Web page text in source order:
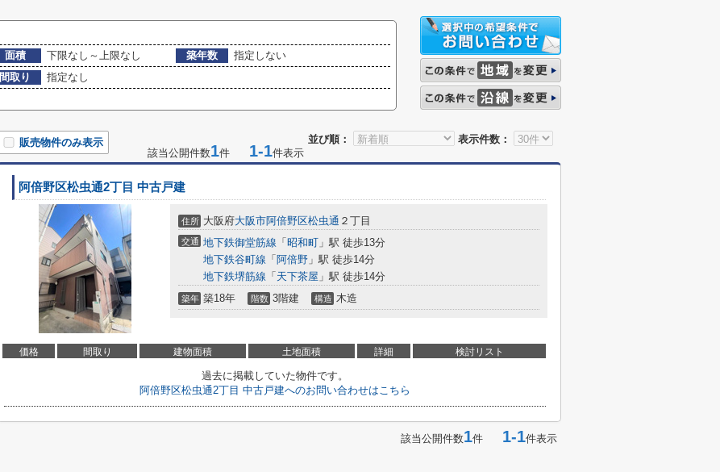
面積 下限なし～上限なし 築年数
指定しない
間取り
指定なし
並び順： 表示件数：
販売物件のみ表示
該当公開件数1件 1-1件表示
阿倍野区松虫通2丁目 中古戸建
住所 大阪府大阪市阿倍野区松虫通 ２丁目
交通 地下鉄御堂筋線 「 昭和町 」駅 徒歩13分
地下鉄谷町線 「 阿倍野 」駅 徒歩14分
地下鉄堺筋線 「 天下茶屋 」駅 徒歩14分
築年 築18年 階数 3階建 構造 木造
価格 間取り 建物面積 土地面積 詳細 検討リスト
過去に掲載していた物件です。
阿倍野区松虫通2丁目 中古戸建へのお問い合わせはこちら
該当公開件数1件 1-1件表示